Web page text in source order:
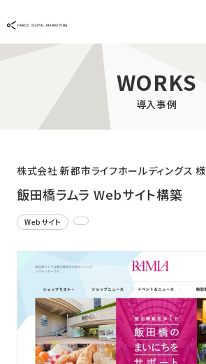
サービス & ソリューション
PICTONA
PDM XR
デジタルサイネージ
しふとん
ウェブアクセシビリティ
店頭
ショッ
スキル
導入事例
お客様の声
クライアント一覧
ニュース
採用情報
WORKS
導入事例
株式会社 新都市ライフホールディングス 様
飯田橋ラムラ Webサイト構築
Webサイト